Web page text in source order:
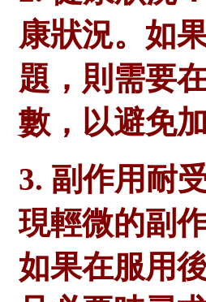
康狀況。如
題，則需要
數，以避免
3. 副作用耐
現輕微的副
如果在服用